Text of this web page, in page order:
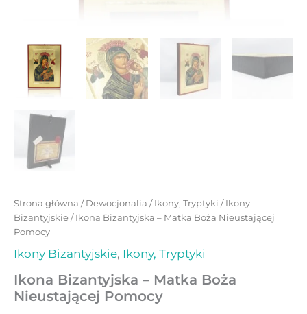
Strona główna /Dewocjonalia /Ikony, Tryptyki /Ikony
Bizantyjskie/ Ikona Bizantyjska – Matka Boża Nieustającej
Pomocy
Ikony Bizantyjskie, Ikony, Tryptyki
Ikona Bizantyjska – Matka Boża
Nieustającej Pomocy